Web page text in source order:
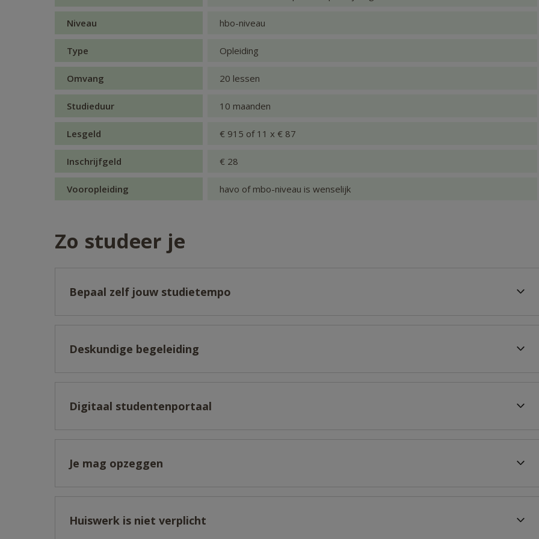
Niveau hbo-niveau
Type Opleiding
Omvang 20 lessen
Studieduur 10 maanden
Lesgeld € 915 of 11 x € 87
Inschrijfgeld € 28
Vooropleiding havo of mbo-niveau is wenselijk
Zo studeer je
Bepaal zelf jouw studietempo
Deskundige begeleiding
Digitaal studentenportaal
Je mag opzeggen
Huiswerk is niet verplicht